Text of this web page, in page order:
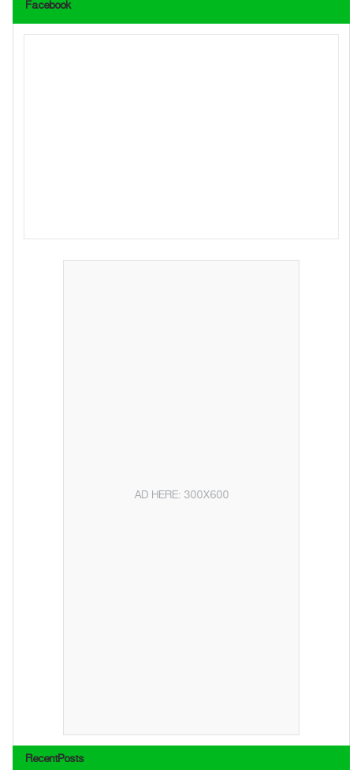
Facebook
AD HERE: 300X600
RecentPosts